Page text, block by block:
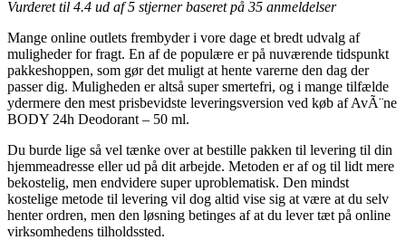
Vurderet til 4.4 ud af 5 stjerner baseret på 35 anmeldelser
Mange online outlets frembyder i vore dage et bredt udvalg af
muligheder for fragt. En af de populære er på nuværende tidspunkt
pakkeshoppen, som gør det muligt at hente varerne den dag der
passer dig. Muligheden er altså super smertefri, og i mange tilfælde
ydermere den mest prisbevidste leveringsversion ved køb af AvÃ¨ne
BODY 24h Deodorant – 50 ml.
Du burde lige så vel tænke over at bestille pakken til levering til din
hjemmeadresse eller ud på dit arbejde. Metoden er af og til lidt mere
bekostelig, men endvidere super uproblematisk. Den mindst
kostelige metode til levering vil dog altid vise sig at være at du selv
henter ordren, men den løsning betinges af at du lever tæt på online
virksomhedens tilholdssted.